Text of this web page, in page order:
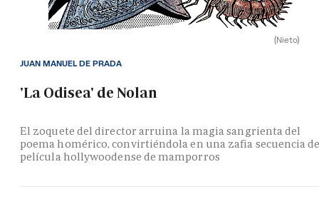
(Nieto)
'La Odisea' de Nolan
El zoquete del director arruina la magia sangrienta del
poema homérico, convirtiéndola en una zafia secuencia
película hollywoodense de mamporros
JUAN MANUEL DE PRADA